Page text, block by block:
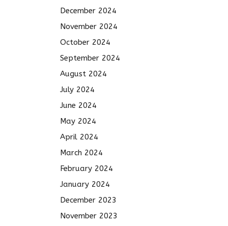
December 2024
November 2024
October 2024
September 2024
August 2024
July 2024
June 2024
May 2024
April 2024
March 2024
February 2024
January 2024
December 2023
November 2023